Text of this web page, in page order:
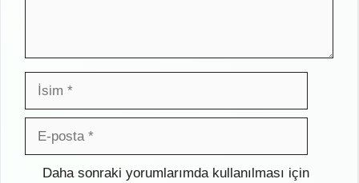
İsim
posta
İnternet
Daha sonraki yorumlarımda kullanılması için